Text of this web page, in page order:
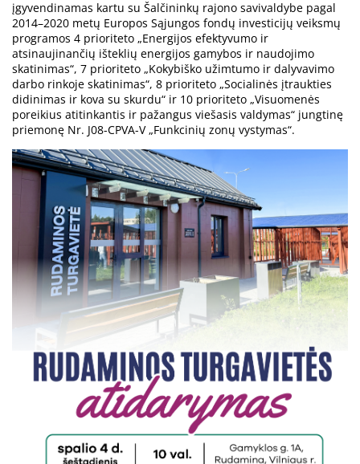
įgyvendinamas kartu su Šalčininkų rajono savivaldybe pagal
2014–2020 metų Europos Sąjungos fondų investicijų veiksmų
programos 4 prioriteto „Energijos efektyvumo ir
atsinaujinančių išteklių energijos gamybos ir naudojimo
skatinimas“, 7 prioriteto „Kokybiško užimtumo ir dalyvavimo
darbo rinkoje skatinimas“, 8 prioriteto „Socialinės įtraukties
didinimas ir kova su skurdu“ ir 10 prioriteto „Visuomenės
poreikius atitinkantis ir pažangus viešasis valdymas“ jungtinę
priemonę Nr. J08-CPVA-V „Funkcinių zonų vystymas“.